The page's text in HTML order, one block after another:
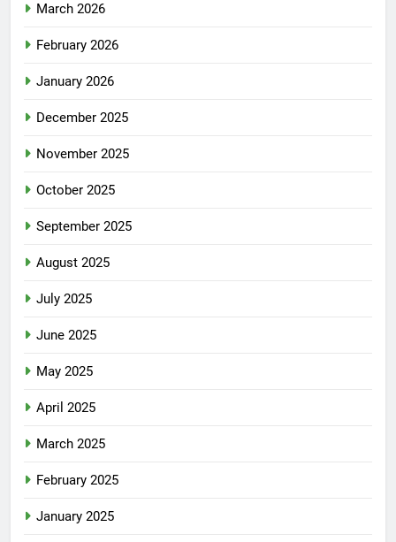
March 2026
February 2026
January 2026
December 2025
November 2025
October 2025
September 2025
August 2025
July 2025
June 2025
May 2025
April 2025
March 2025
February 2025
January 2025